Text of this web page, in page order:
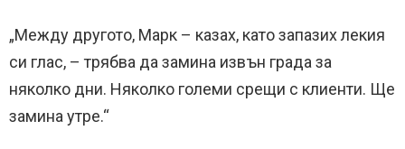
„Между другото, Марк – казах, като запазих лекия
си глас, – трябва да замина извън града за
няколко дни. Няколко големи срещи с клиенти. Ще
замина утре.“